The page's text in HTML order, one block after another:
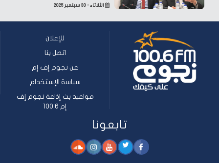
الثلاثاء - ٣٠ سبتمبر ٢٠٢٥
للإعلان
اتصل بنا
عن نجوم إف إم
سياسة الإستخدام
مواعيد بث إذاعة نجوم إف
إم 100.6
تابعونا